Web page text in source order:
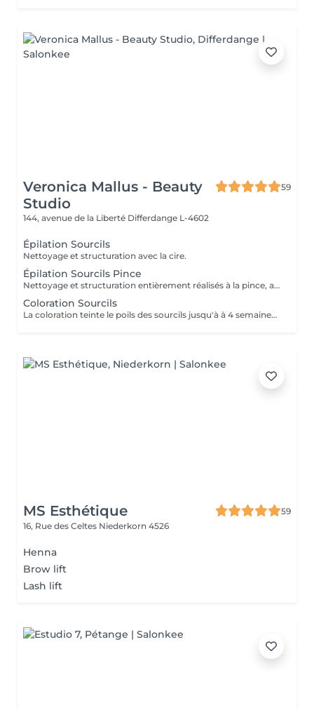
Veronica Mallus - Beauty
Studio
59
144, avenue de la Liberté Differdange L-4602
Épilation Sourcils
Nettoyage et structuration avec la cire.
Épilation Sourcils Pince
Nettoyage et structuration entièrement réalisés à la pince, adapté pour les peaux très réactives à tendance irritables.
Coloration Sourcils
La coloration teinte le poils des sourcils jusqu'à à 4 semaines. Le teintes peuvent varier en intensité selon vos préférences
MS Esthétique
59
16, Rue des Celtes Niederkorn 4526
Henna
Brow lift
Lash lift